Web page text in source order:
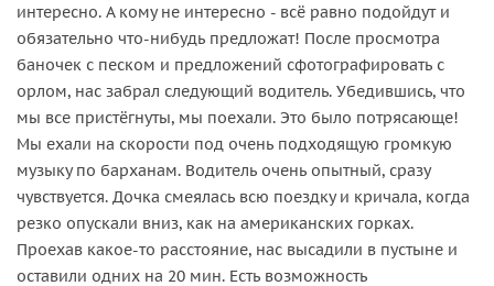
интересно. А кому не интересно - всё равно подойдут и
обязательно что-нибудь предложат! После просмотра
баночек с песком и предложений сфотографировать с
орлом, нас забрал следующий водитель. Убедившись, что
мы все пристёгнуты, мы поехали. Это было потрясающе!
Мы ехали на скорости под очень подходящую громкую
музыку по барханам. Водитель очень опытный, сразу
чувствуется. Дочка смеялась всю поездку и кричала, когда
резко опускали вниз, как на американских горках.
Проехав какое-то расстояние, нас высадили в пустыне и
оставили одних на 20 мин. Есть возможность